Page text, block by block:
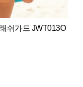
쉬가드 JWT013O